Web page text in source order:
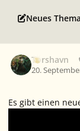
Neues
Torshavn
20.
Es gibt einen